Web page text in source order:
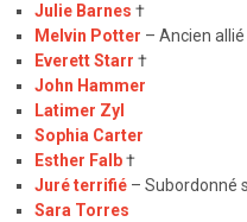
Julie Barnes †
Melvin Potter – Ancien allié
Everett Starr †
John Hammer
Latimer Zyl
Sophia Carter
Esther Falb†
Juré terrifié – Subordonné
Sara Torres